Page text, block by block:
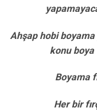
Ahşap hobi
konu boya
Boyama
Her bir